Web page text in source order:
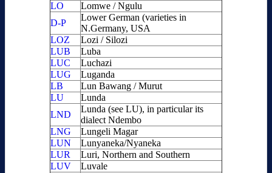
LO
Lomwe / Ngulu
D-P
Lower German (varieties in
N.Germany, USA
LOZ
Lozi / Silozi
LUB
Luba
LUC
Luchazi
LUG
Luganda
LB
Lun Bawang / Murut
LU
Lunda
LND
Lunda (see LU), in particular its
dialect Ndembo
LNG
Lungeli Magar
LUN
Lunyaneka/Nyaneka
LUR
Luri, Northern and Southern
LUV
Luvale